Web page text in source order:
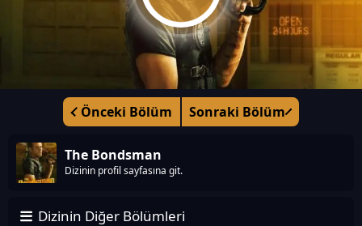
Önceki Bölüm Sonraki Bölüm
The Bondsman
Dizinin profil sayfasına git.
Dizinin Diğer Bölümleri